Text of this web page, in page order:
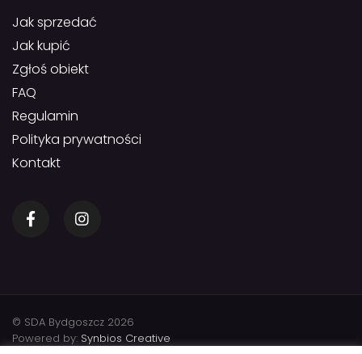
Jak sprzedać
Jak kupić
Zgłoś obiekt
FAQ
Regulamin
Polityka prywatności
Kontakt
© SDA Bydgoszcz 2026
Powered by: Synbios Creative